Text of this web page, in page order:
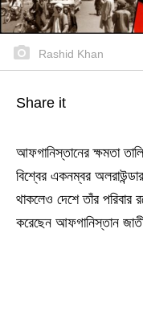
Rashid Khan
Share it
আফগানিস্তানের ক্ষমতা
বিশ্বের একনম্বর
থাকলেও দেশে তাঁর পরিবার
করেছেন আফগানিস্তান